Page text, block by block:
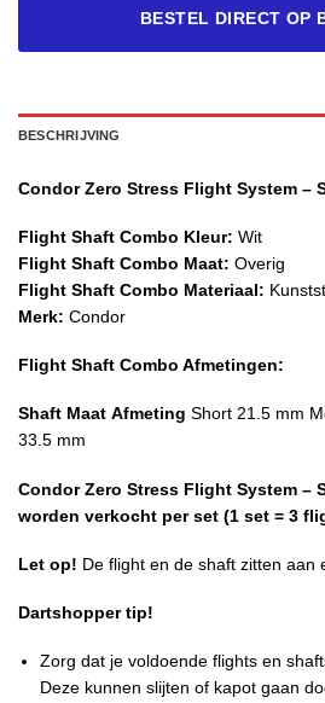
BESTEL DIRECT OP
BESCHRIJVING
Condor Zero Stress Flight System –
Flight Shaft Combo Kleur: Wit
Flight Shaft Combo Maat: Overig
Flight Shaft Combo Materiaal:
Merk: Condor
Flight Shaft Combo Afmetingen:
Shaft Maat Afmeting Short 21.5 mm
33.5 mm
Condor Zero Stress Flight System –
worden verkocht per set (1 set = 3
Let op! De flight en de shaft zitten aan
Dartshopper tip!
Zorg dat je voldoende flights en
Deze kunnen slijten of kapot gaan